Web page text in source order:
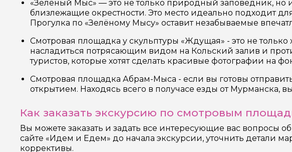
«Зелёный Мыс» — это не только природный заповедник, но
близлежащие окрестности. Это место идеально подходит
Прогулка по «Зелёному Мысу» оставит незабываемые
Смотровая площадка у скульптуры «Ждущая» - это не
насладиться потрясающим видом на Кольский залив и
туристов, которые хотят сделать красивые фотографии на
Смотровая площадка Абрам-Мыса - если вы готовы
открытием. Находясь всего в получасе езды от Мурманска,
Как заказать экскурсию по смотровым
Вы можете заказать и задать все интересующие вас вопросы
сайте «Идем и Едем» до начала экскурсии, уточнить детали
коррективы.